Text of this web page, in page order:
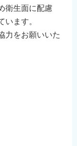
衛生面に配慮
います。
をお願いいた